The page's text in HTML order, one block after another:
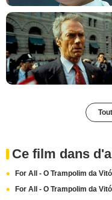
Ce film dans
For All - O Trampolim da
For All - O Trampolim da